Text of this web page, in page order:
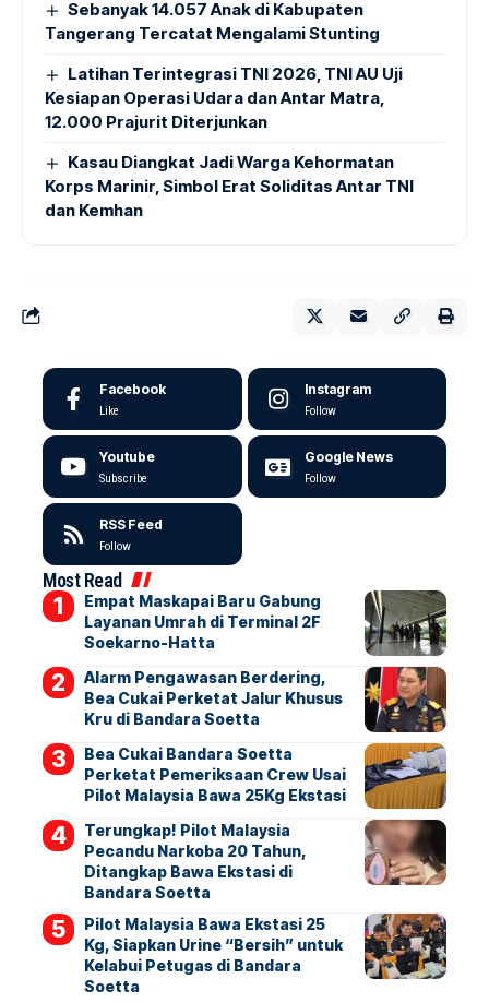
Sebanyak 14.057 Anak di Kabupaten
Tangerang Tercatat Mengalami Stunting
Latihan Terintegrasi TNI 2026, TNI AU Uji
Kesiapan Operasi Udara dan Antar Matra,
12.000 Prajurit Diterjunkan
Kasau Diangkat Jadi Warga Kehormatan
Korps Marinir, Simbol Erat Soliditas Antar TNI
dan Kemhan
Facebook
Like
Instagram
Follow
Youtube
Subscribe
Google News
Follow
RSS Feed
Follow
Most Read
Empat Maskapai Baru Gabung
Layanan Umrah di Terminal 2F
Soekarno-Hatta
Alarm Pengawasan Berdering,
Bea Cukai Perketat Jalur Khusus
Kru di Bandara Soetta
Bea Cukai Bandara Soetta
Perketat Pemeriksaan Crew Usai
Pilot Malaysia Bawa 25Kg Ekstasi
Terungkap! Pilot Malaysia
Pecandu Narkoba 20 Tahun,
Ditangkap Bawa Ekstasi di
Bandara Soetta
Pilot Malaysia Bawa Ekstasi 25
Kg, Siapkan Urine “Bersih” untuk
Kelabui Petugas di Bandara
Soetta